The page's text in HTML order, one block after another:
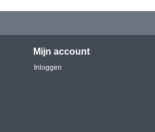
Mijn account
Inloggen